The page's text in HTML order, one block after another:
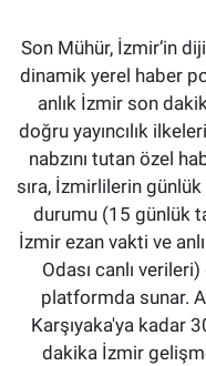
Son Mühür, İzmir’in
dinamik yerel haber
anlık İzmir son
doğru yayıncılık
nabzını tutan özel
sıra, İzmirlilerin günlük
durumu (15 günlük
İzmir ezan vakti ve
Odası canlı
platformda sunar.
Karşıyaka'ya kadar
dakika İzmir